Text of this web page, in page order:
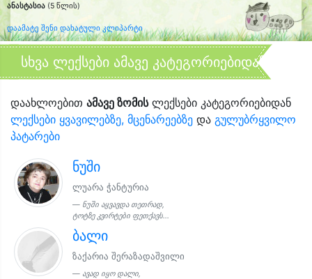
ანასტასია (5 წლის)
დაამატე შენი დახატული კლიპარტი
სხვა ლექსები ამავე კატეგორიებიდან
დაახლოებით ამავე ზომისლექსები კატეგორიებიდან
ლექსები ყვავილებზე, მცენარეებზე და გულუბრყვილო
პატარები
ნუში
ლუარა ჭანტურია
ნუში აყვავდა თეთრად,
ტოტზე კვირტები ფეთქავს...
ბალი
ზაქარია შერაზადაშვილი
ავად იყო დალი,